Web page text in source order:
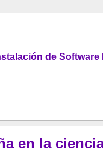
de Software
en la